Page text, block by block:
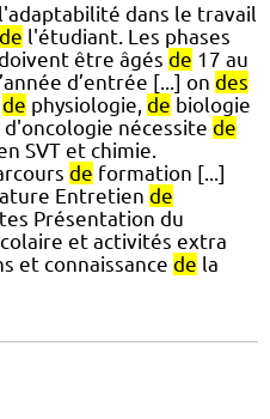
l'adaptabilité dans le travail
de l'étudiant. Les phases
être âgés de 17 au
d’entrée [...] on des
de physiologie, de biologie
nécessite de
SVT et chimie.
de formation [...]
Entretien de
Présentation du
et activités extra
et connaissance de la